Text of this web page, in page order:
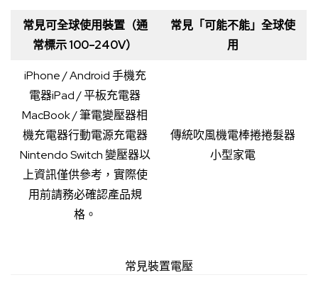
常見可全球使用裝置（通
常標示 100–240V）
常見「可能不能」全球使
用
iPhone / Android 手機充
電器iPad / 平板充電器
MacBook / 筆電變壓器相
機充電器行動電源充電器
Nintendo Switch 變壓器以
上資訊僅供參考，實際使
用前請務必確認產品規
格。
傳統吹風機電棒捲捲髮器
小型家電
常見裝置電壓